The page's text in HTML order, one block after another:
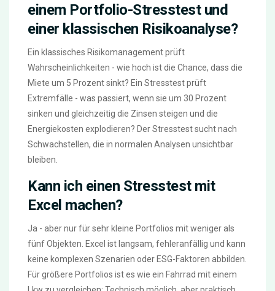
einem Portfolio-Stresstest und
einer klassischen Risikoanalyse?
Ein klassisches Risikomanagement prüft
Wahrscheinlichkeiten - wie hoch ist die Chance, dass die
Miete um 5 Prozent sinkt? Ein Stresstest prüft
Extremfälle - was passiert, wenn sie um 30 Prozent
sinken und gleichzeitig die Zinsen steigen und die
Energiekosten explodieren? Der Stresstest sucht nach
Schwachstellen, die in normalen Analysen unsichtbar
bleiben.
Kann ich einen Stresstest mit
Excel machen?
Ja - aber nur für sehr kleine Portfolios mit weniger als
fünf Objekten. Excel ist langsam, fehleranfällig und kann
keine komplexen Szenarien oder ESG-Faktoren abbilden.
Für größere Portfolios ist es wie ein Fahrrad mit einem